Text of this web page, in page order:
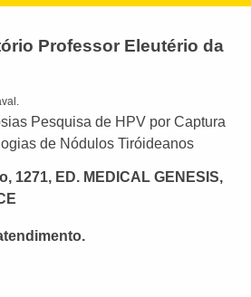
Professor Eleutério da
Pesquisa de HPV por Captura
de Nódulos Tiróideanos
1271, ED. MEDICAL GENESIS,